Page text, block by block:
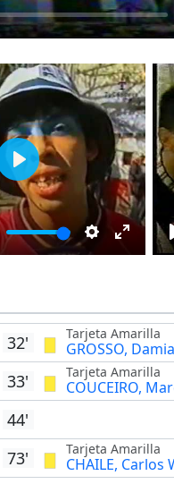
Settings
Enter
Play
32' Tarjeta Amarilla
GROSSO,
33' Tarjeta Amarilla
COUCEIRO,
44'
73'
Tarjeta Amarilla
CHAILE, Carlos